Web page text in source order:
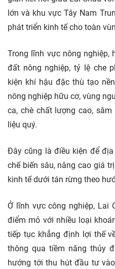
lớn và khu vực Tây Nam
phát triển kinh tế cho toàn
Trong lĩnh vực nông nghiệp,
đất nông nghiệp, tỷ lệ che
kiện khí hậu đặc thù tạo
nông nghiệp hữu cơ, vùng
ca, chè chất lượng cao,
liệu quý.
Đây cũng là điều kiện để
chế biến sâu, nâng cao giá
kinh tế dưới tán rừng theo
Ở lĩnh vực công nghiệp, Lai
điểm mỏ với nhiều loại
tiếp tục khẳng định lợi thế
thông qua tiềm năng thủy
hướng tới thu hút đầu tư